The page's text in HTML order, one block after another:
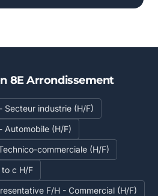
8E Arrondissement
Secteur industrie (H/F)
Automobile (H/F)
commerciale (H/F)
to c H/F
F/H - Commercial (H/F)